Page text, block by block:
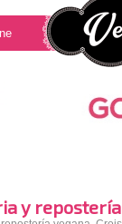
y repostería